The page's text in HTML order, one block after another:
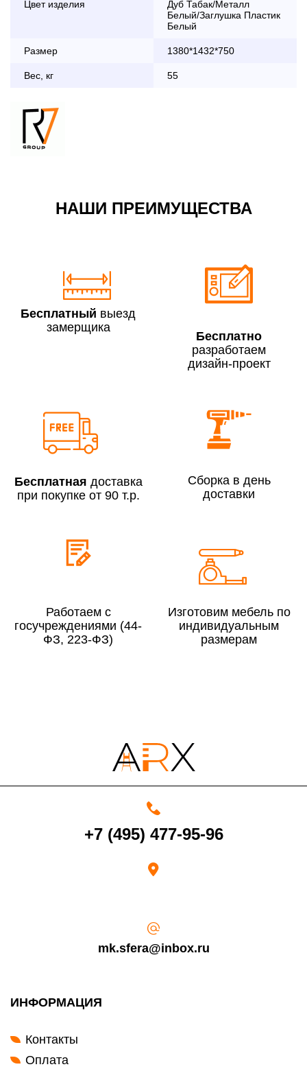
Цвет изделия
Дуб Табак/Металл
Белый/Заглушка Пластик
Белый
Размер 1380*1432*750
Вес, кг 55
дни с 8:30 до 18:00
2 000 руб.
Доставка по Московской области с 8:30 до 18:00
До 90 000 руб.
Свыше 300 000 руб.
Сборка по Московской области при заказе:
До 300 000 руб.
По Москве
10%
По Московской области
Срок возврата товара надлежащего качества составляет 30 дней с
счет в течение 5-30 рабочих дней (срок зависит от банка, который
выдал Вашу банковскую карту).
НАШИ ПРЕИМУЩЕСТВА
Бесплатный выезд
замерщика
Бесплатно
разработаем
дизайн-проект
Бесплатная доставка
при покупке от 90 т.р.
Сборка в день
доставки
Работаем с
госучреждениями (44-
ФЗ, 223-ФЗ)
Изготовим мебель по
индивидуальным
размерам
+7 (495) 477-95-96
mk.sfera@inbox.ru
ИНФОРМАЦИЯ
Контакты
Оплата